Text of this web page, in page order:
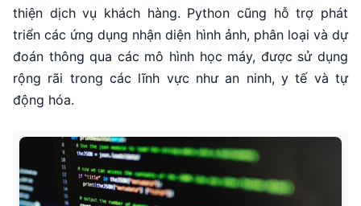
thiện dịch vụ khách hàng. Python cũng hỗ trợ phát
triển các ứng dụng nhận diện hình ảnh, phân loại và dự
đoán thông qua các mô hình học máy, được sử dụng
rộng rãi trong các lĩnh vực như an ninh, y tế và tự
động hóa.